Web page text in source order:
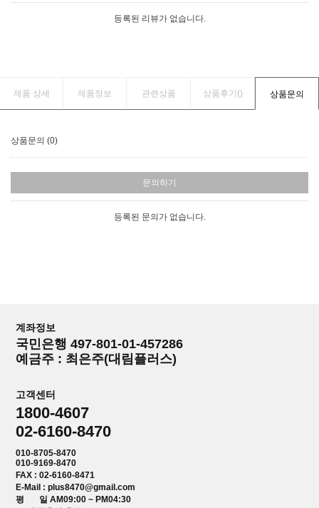
등록된 리뷰가 없습니다.
제품 상세 제품정보 관련상품 상품후기() 상품문의
상품문의 (0)
문의하기
등록된 문의가 없습니다.
계좌정보
국민은행 497-801-01-457286
예금주 : 최은주(대림플러스)
고객센터
1800-4607
02-6160-8470
010-8705-8470
010-9169-8470
FAX : 02-6160-8471
E-Mail : plus8470@gmail.com
평 일 AM09:00 ~ PM04:30